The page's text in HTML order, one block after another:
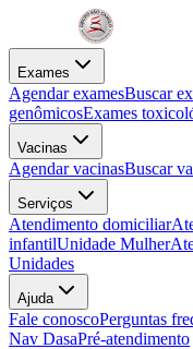
Exames
Agendar examesBuscar
genômicosExames
Vacinas
Agendar vacinasBuscar
Serviços
Atendimento domiciliar
infantilUnidade Mulher
Unidades
Ajuda
Fale conoscoPerguntas
Nav DasaPré-atendimento